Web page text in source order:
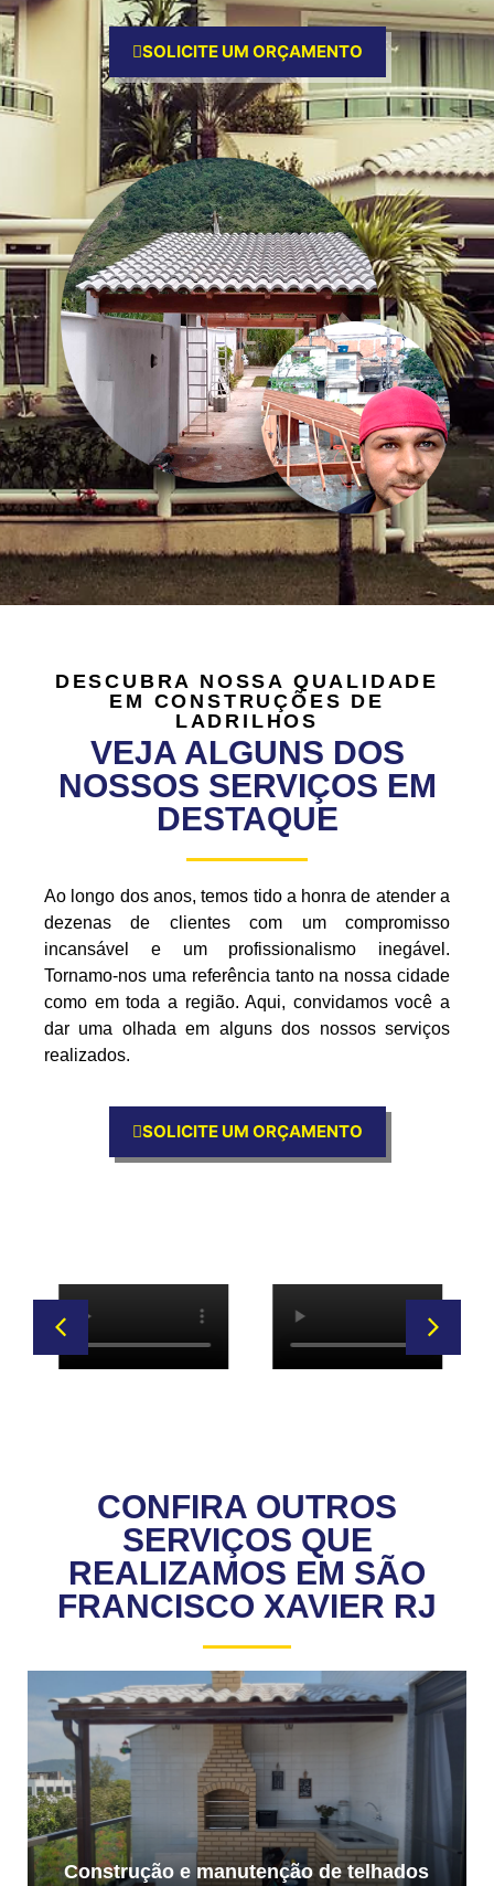
SOLICITE UM ORÇAMENTO
DESCUBRA NOSSA QUALIDADE
EM CONSTRUÇÕES DE
LADRILHOS
VEJA ALGUNS DOS
NOSSOS SERVIÇOS EM
DESTAQUE
Ao longo dos anos, temos tido a honra de atender a
dezenas de clientes com um compromisso
incansável e um profissionalismo inegável.
Tornamo-nos uma referência tanto na nossa cidade
como em toda a região. Aqui, convidamos você a
dar uma olhada em alguns dos nossos serviços
realizados.
SOLICITE UM ORÇAMENTO
CONFIRA OUTROS
SERVIÇOS QUE
REALIZAMOS EM SÃO
FRANCISCO XAVIER RJ
Construção e manutenção de telhados